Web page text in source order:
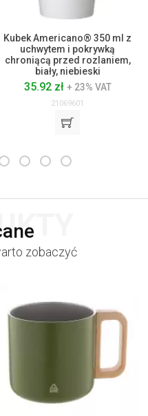
Kubek Americano® 350 ml z
uchwytem i pokrywką
chroniącą przed rozlaniem,
biały, niebieski
35.92 zł + 23% VAT
21069601
zobaczyć